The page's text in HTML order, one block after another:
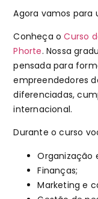
Agora vamos para
Conheça oCurso
Phorte. Nossa
pensada para
empreendedores
diferenciadas,
internacional.
Durante o curso
Organização
Finanças;
Marketing e